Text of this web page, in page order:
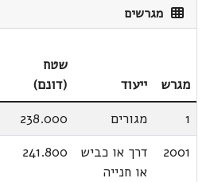
מגרשים
מגרש ייעוד
שטח
(דונם)
1
מגורים
238.000
2001
דרך או כביש
או חנייה
241.800